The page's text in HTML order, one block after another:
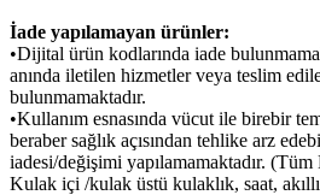
İade yapılamayan ürünler:
•Dijital ürün kodlarında iade
anında iletilen hizmetler veya teslim
bulunmamaktadır.
•Kullanım esnasında vücut ile birebir
beraber sağlık açısından tehlike arz
iadesi/değişimi yapılamamaktadır.
Kulak içi /kulak üstü kulaklık, saat,